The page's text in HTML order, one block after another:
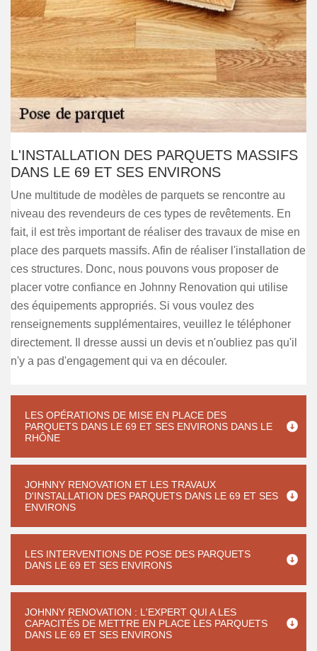
L'INSTALLATION DES PARQUETS MASSIFS
DANS LE 69 ET SES ENVIRONS
Une multitude de modèles de parquets se rencontre au
niveau des revendeurs de ces types de revêtements. En
fait, il est très important de réaliser des travaux de mise en
place des parquets massifs. Afin de réaliser l'installation de
ces structures. Donc, nous pouvons vous proposer de
placer votre confiance en Johnny Renovation qui utilise
des équipements appropriés. Si vous voulez des
renseignements supplémentaires, veuillez le téléphoner
directement. Il dresse aussi un devis et n'oubliez pas qu'il
n'y a pas d'engagement qui va en découler.
LES OPÉRATIONS DE MISE EN PLACE DES
PARQUETS DANS LE 69 ET SES ENVIRONS DANS LE
RHÔNE
JOHNNY RENOVATION ET LES TRAVAUX
D'INSTALLATION DES PARQUETS DANS LE 69 ET SES
ENVIRONS
LES INTERVENTIONS DE POSE DES PARQUETS
DANS LE 69 ET SES ENVIRONS
JOHNNY RENOVATION : L'EXPERT QUI A LES
CAPACITÉS DE METTRE EN PLACE LES PARQUETS
DANS LE 69 ET SES ENVIRONS